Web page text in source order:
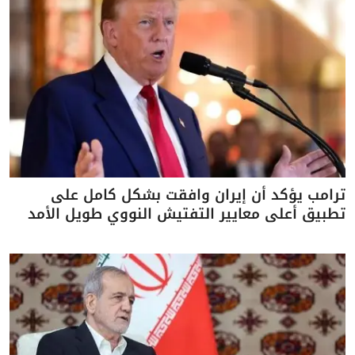
ترامب يؤكد أن إيران وافقت بشكل كامل على
تطبيق أعلى معايير التفتيش النووي طويل الأمد